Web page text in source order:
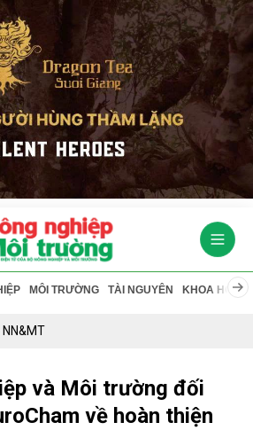
MÔI TRƯỜNG TÀI NGUYÊN KHOA HỌC
NN&MT
và Môi trường đối
về hoàn thiện